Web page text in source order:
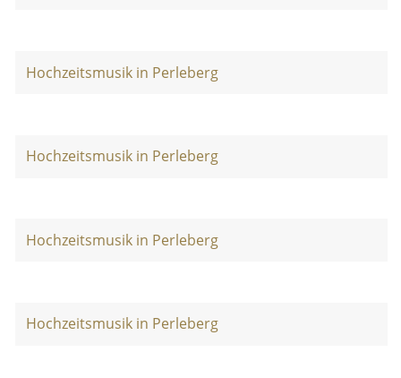
Hochzeitsmusik in Perleberg
Hochzeitsmusik in Perleberg
Hochzeitsmusik in Perleberg
Hochzeitsmusik in Perleberg